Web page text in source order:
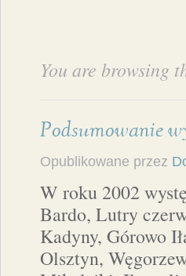
You are browsing
Podsumowanie
Opublikowane przez
W roku 2002
Bardo, Lutry
Kadyny, Górowo
Olsztyn,